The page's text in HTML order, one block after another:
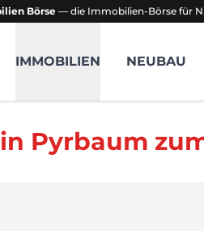
Börse — die Immobilien-Börse für
Immobilien Börse
IMMOBILIEN NEUBAU
Pyrbaum